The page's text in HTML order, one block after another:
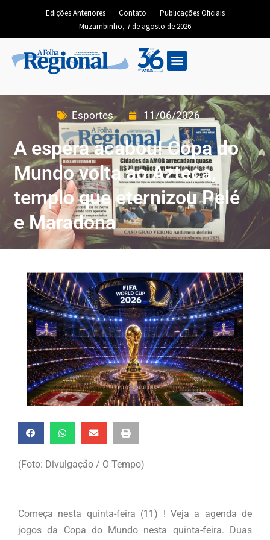
Edições Anteriores Contato
Publicações Oficiais
Muzambinho, 7 de agosto de 2026
Esportes 11/06/2026
A espera acabou! Copa do
Mundo volta ao Azteca,
templo que eternizou Pelé
e Maradona
(Foto: Divulgação / O Tempo)
Começa nesta quinta-feira (11) ! Veja a agenda de
jogos da Copa do Mundo nesta quinta-feira. Duas